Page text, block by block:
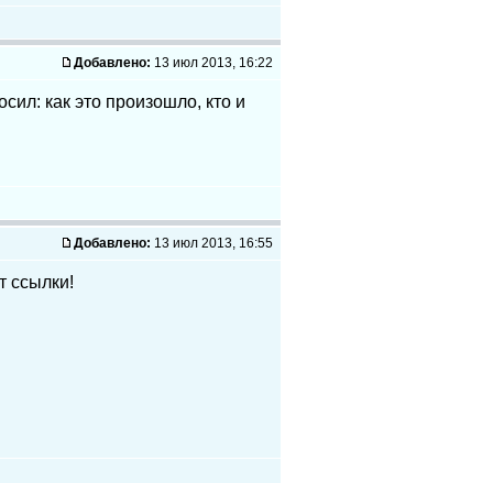
Добавлено: 13 июл 2013, 16:22
как это произошло, кто и
Добавлено: 13 июл 2013, 16:55
ссылки!